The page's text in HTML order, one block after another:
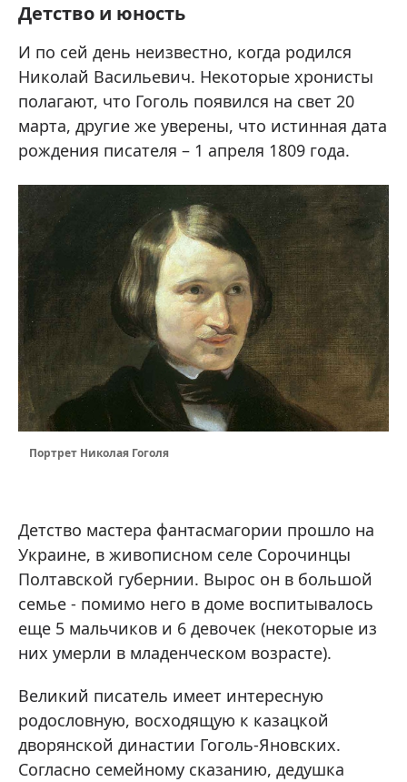
Детство и юность
И по сей день неизвестно, когда родился
Николай Васильевич. Некоторые хронисты
полагают, что Гоголь появился на свет 20
марта, другие же уверены, что истинная дата
рождения писателя – 1 апреля 1809 года.
Портрет Николая Гоголя
Детство мастера фантасмагории прошло на
Украине, в живописном селе Сорочинцы
Полтавской губернии. Вырос он в большой
семье - помимо него в доме воспитывалось
еще 5 мальчиков и 6 девочек (некоторые из
них умерли в младенческом возрасте).
Великий писатель имеет интересную
родословную, восходящую к казацкой
дворянской династии Гоголь-Яновских.
Согласно семейному сказанию, дедушка